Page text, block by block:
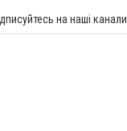
на наші канали